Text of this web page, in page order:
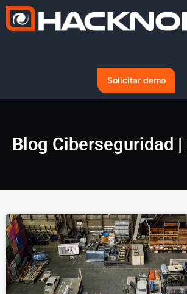
Solicitar demo
Blog Ciberseguridad |